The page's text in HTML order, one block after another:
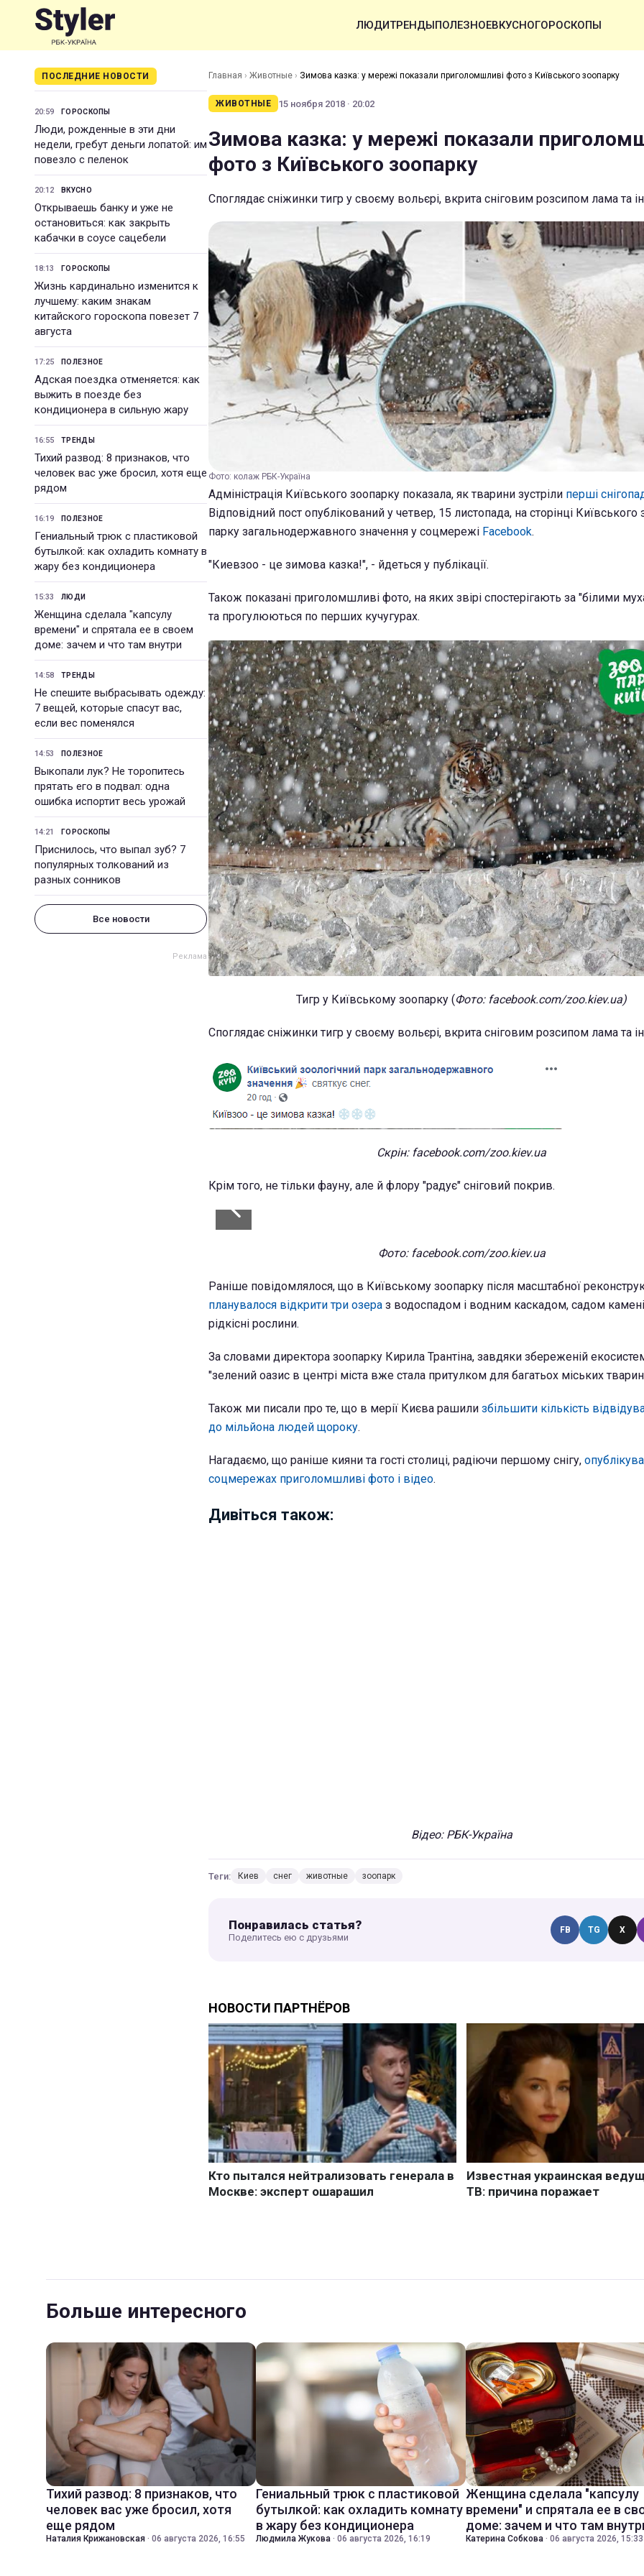
ЛЮДИТРЕНДЫПОЛЕЗНОЕВКУСНОГОРОСКОПЫ
ПОСЛЕДНИЕ НОВОСТИ
20:59 ГОРОСКОПЫ
Люди, рожденные в эти дни
недели, гребут деньги лопатой: им
повезло с пеленок
20:12 ВКУСНО
Открываешь банку и уже не
остановиться: как закрыть
кабачки в соусе сацебели
18:13 ГОРОСКОПЫ
Жизнь кардинально изменится к
лучшему: каким знакам
китайского гороскопа повезет 7
августа
17:25 ПОЛЕЗНОЕ
Адская поездка отменяется: как
выжить в поезде без
кондиционера в сильную жару
16:55 ТРЕНДЫ
Тихий развод: 8 признаков, что
человек вас уже бросил, хотя еще
рядом
16:19 ПОЛЕЗНОЕ
Гениальный трюк с пластиковой
бутылкой: как охладить комнату в
жару без кондиционера
15:33 ЛЮДИ
Женщина сделала "капсулу
времени" и спрятала ее в своем
доме: зачем и что там внутри
14:58 ТРЕНДЫ
Не спешите выбрасывать одежду:
7 вещей, которые спасут вас,
если вес поменялся
14:53 ПОЛЕЗНОЕ
Выкопали лук? Не торопитесь
прятать его в подвал: одна
ошибка испортит весь урожай
14:21 ГОРОСКОПЫ
Приснилось, что выпал зуб? 7
популярных толкований из
разных сонников
Все новости
Главная › Животные › Зимова казка: у мережі показали приголомшливі фото з Київського зоопарку
ЖИВОТНЫЕ 15 ноября 2018 · 20:02
Зимова казка: у мережі показали
фото з Київського зоопарку
Споглядає сніжинки тигр у своєму вольєрі, вкрита сніговим розсипом лама та
Фото: колаж РБК-Україна
Адміністрація Київського зоопарку показала, як тварини зустріли перші
Відповідний пост опублікований у четвер, 15 листопада, на сторінці Київського
парку загальнодержавного значення у соцмережі Facebook.
"Киевзоо - це зимова казка!", - йдеться у публікації.
Також показані приголомшливі фото, на яких звірі спостерігають за "білими
та прогулюються по перших кучугурах.
Тигр у Київському зоопарку (Фото: facebook.com/zoo.kiev.ua)
Споглядає сніжинки тигр у своєму вольєрі, вкрита сніговим розсипом лама та
Скрін: facebook.com/zoo.kiev.ua
Крім того, не тільки фауну, але й флору "радує" сніговий покрив.
1+
Фото: facebook.com/zoo.kiev.ua
Раніше повідомлялося, що в Київському зоопарку після масштабної
планувалося відкрити три озера з водоспадом і водним каскадом, садом
рідкісні рослини.
За словами директора зоопарку Кирила Трантіна, завдяки збереженій
"зелений оазис в центрі міста вже стала притулком для багатьох міських
Також ми писали про те, що в мерії Києва рашили збільшити кількість
до мільйона людей щороку.
Нагадаємо, що раніше кияни та гості столиці, радіючи першому снігу,
соцмережах приголомшливі фото і відео.
Дивіться також:
Відео: РБК-Україна
Теги: Киев снег животные зоопарк
Понравилась статья?
Поделитесь ею с друзьями
FB TG X
Больше интересного
Тихий развод: 8 признаков, что
человек вас уже бросил, хотя
еще рядом
Наталия Крижановская · 06 августа 2026, 16:55
Гениальный трюк с пластиковой
бутылкой: как охладить комнату
в жару без кондиционера
Людмила Жукова · 06 августа 2026, 16:19
Женщина сделала "капсулу
времени" и спрятала ее в
доме: зачем и что там
Катерина Собкова · 06 августа 2026, 15:33